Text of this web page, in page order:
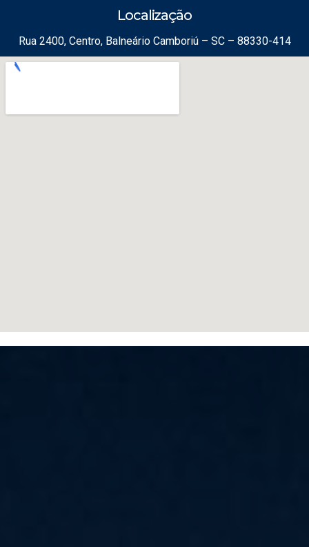
Localização
Rua 2400, Centro, Balneário Camboriú – SC – 88330-414